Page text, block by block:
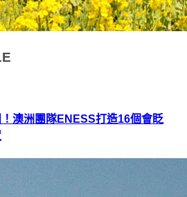
澳洲團隊ENESS打造16個會眨